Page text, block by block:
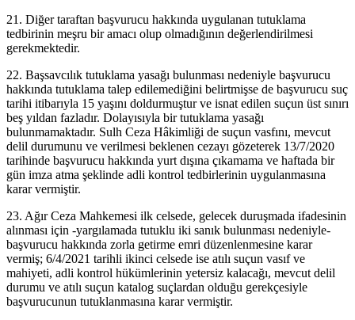
21. Diğer taraftan başvurucu hakkında uygulanan tutuklama
tedbirinin meşru bir amacı olup olmadığının değerlendirilmesi
gerekmektedir.
22. Başsavcılık tutuklama yasağı bulunması nedeniyle başvurucu
hakkında tutuklama talep edilemediğini belirtmişse de başvurucu suç
tarihi itibarıyla 15 yaşını doldurmuştur ve isnat edilen suçun üst sınırı
beş yıldan fazladır. Dolayısıyla bir tutuklama yasağı
bulunmamaktadır. Sulh Ceza Hâkimliği de suçun vasfını, mevcut
delil durumunu ve verilmesi beklenen cezayı gözeterek 13/7/2020
tarihinde başvurucu hakkında yurt dışına çıkamama ve haftada bir
gün imza atma şeklinde adli kontrol tedbirlerinin uygulanmasına
karar vermiştir.
23. Ağır Ceza Mahkemesi ilk celsede, gelecek duruşmada ifadesinin
alınması için -yargılamada tutuklu iki sanık bulunması nedeniyle-
başvurucu hakkında zorla getirme emri düzenlenmesine karar
vermiş; 6/4/2021 tarihli ikinci celsede ise atılı suçun vasıf ve
mahiyeti, adli kontrol hükümlerinin yetersiz kalacağı, mevcut delil
durumu ve atılı suçun katalog suçlardan olduğu gerekçesiyle
başvurucunun tutuklanmasına karar vermiştir.